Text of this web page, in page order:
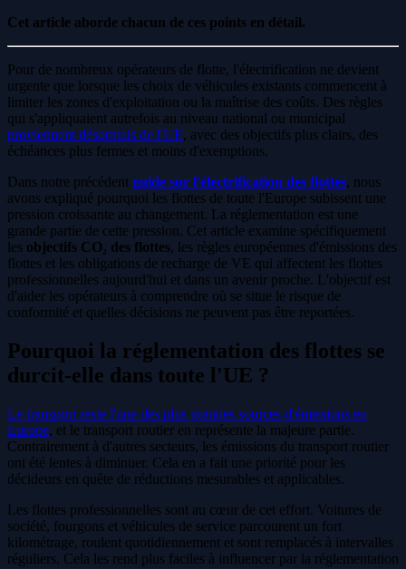
Cet article aborde chacun de ces points en détail.
Pour de nombreux opérateurs de flotte, l'électrification ne devient
urgente que lorsque les choix de véhicules existants commencent à
limiter les zones d'exploitation ou la maîtrise des coûts. Des règles
qui s'appliquaient autrefois au niveau national ou municipal
proviennent désormais de l'UE, avec des objectifs plus clairs, des
échéances plus fermes et moins d'exemptions.
Dans notre précédent guide sur l'électrification des flottes, nous
avons expliqué pourquoi les flottes de toute l'Europe subissent une
pression croissante au changement. La réglementation est une
grande partie de cette pression. Cet article examine spécifiquement
les objectifs CO₂ des flottes, les règles européennes d'émissions des
flottes et les obligations de recharge de VE qui affectent les flottes
professionnelles aujourd'hui et dans un avenir proche. L'objectif est
d'aider les opérateurs à comprendre où se situe le risque de
conformité et quelles décisions ne peuvent pas être reportées.
Pourquoi la réglementation des flottes se
durcit-elle dans toute l'UE ?
Le transport reste l'une des plus grandes sources d'émissions en
Europe, et le transport routier en représente la majeure partie.
Contrairement à d'autres secteurs, les émissions du transport routier
ont été lentes à diminuer. Cela en a fait une priorité pour les
décideurs en quête de réductions mesurables et applicables.
Les flottes professionnelles sont au cœur de cet effort. Voitures de
société, fourgons et véhicules de service parcourent un fort
kilométrage, roulent quotidiennement et sont remplacés à intervalles
réguliers. Cela les rend plus faciles à influencer par la réglementation